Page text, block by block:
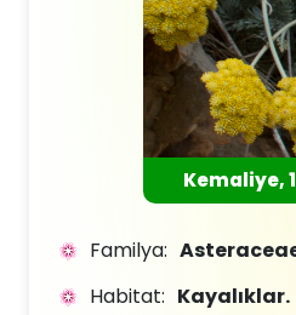
Kemaliye,
Familya:
Habitat: Kayalıklar.